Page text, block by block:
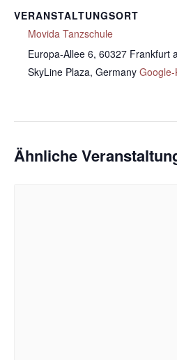
VERANSTALTUNGSORT
Movida Tanzschule
Europa-Allee 6, 60327 Frankfurt
SkyLine Plaza, Germany
Ähnliche